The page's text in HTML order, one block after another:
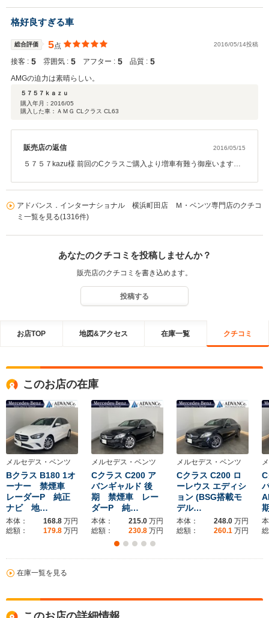
ではないものでお洒落な１台で御座いましたね。 走りも、燃費も満
足して頂けて本当に良かったです。 今後とも宜しくお願い致しま
す。
格好良すぎる車
総合評価 5点 2016/05/14投稿
接客 : 5 雰囲気 : 5 アフター : 5 品質 : 5
AMGの迫力は素晴らしい。
５７５７ｋａｚｕ
購入年月： 2016/05
購入した車：ＡＭＧ CLクラス CL63
販売店の返信 2016/05/15
５７５７kazu様 前回のCクラスご購入より増車有難う御座います。
したのでご紹介出来て本当に良かったです。 ５７５７kazu様スピー
ド違反だけは気を付けて下さい（笑） あっという間に１００ｋｍを
アドバンス．インターナショナル 横浜町田店 Ｍ・ベンツ専門店のクチコ
ミ一覧を見る(1316件)
あなたのクチコミを投稿しませんか？
販売店のクチコミを書き込めます。
投稿する
お店TOP 地図&アクセス 在庫一覧 クチコミ
このお店の在庫
メルセデス・ベンツ
Bクラス B180 1オ
ーナー 禁煙車
レーダーP 純正
ナビ 地…
本体： 168.8 万円
総額：
179.8 万円
メルセデス・ベンツ
Cクラス C200 ア
バンギャルド 後
期 禁煙車 レー
ダーP 純…
本体： 215.0 万円
総額：
230.8 万円
メルセデス・ベンツ
Cクラス C200 ロ
ーレウス エディシ
ョン (BSG搭載モ
デル…
本体： 248.0 万円
総額：
260.1 万円
在庫一覧を見る